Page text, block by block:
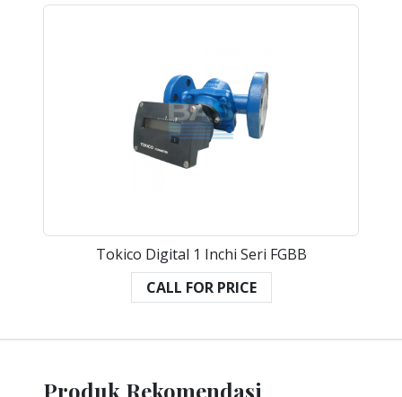
Tokico Digital 1 Inchi Seri FGBB
CALL FOR PRICE
Produk Rekomendasi